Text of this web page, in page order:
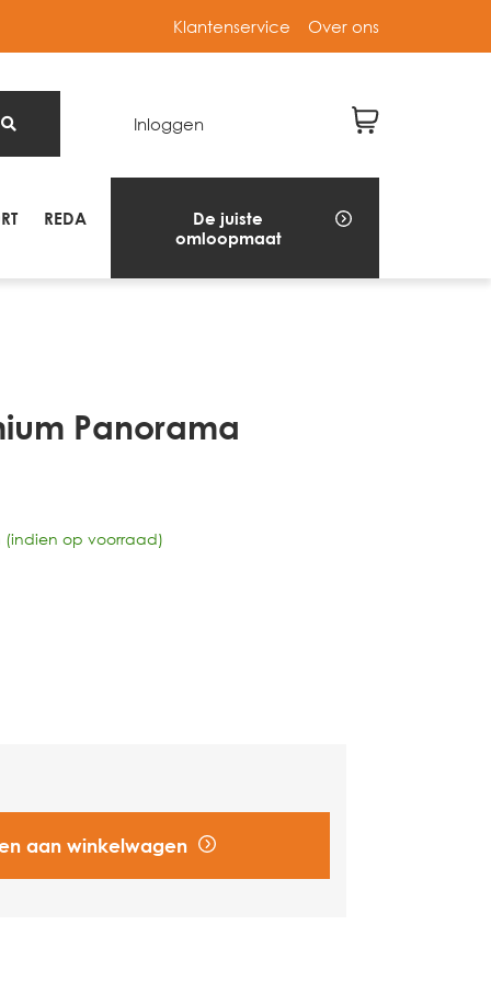
Klantenservice Over ons
Inloggen
REDA
De juiste
omloopmaat
Panorama
(indien op voorraad)
aan winkelwagen
een dealer